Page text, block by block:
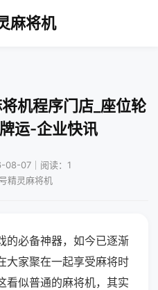
麻将机
机程序门店_座位轮
运-企业快讯
08-07｜阅读：1
精灵麻将机
的必备神器，如今已逐渐
大家聚在一起享受麻将时
看似普通的麻将机，其实